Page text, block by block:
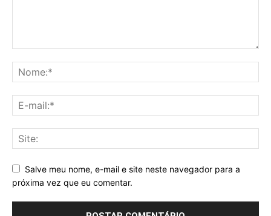
Salve meu nome, e-mail e site neste navegador para a
próxima vez que eu comentar.